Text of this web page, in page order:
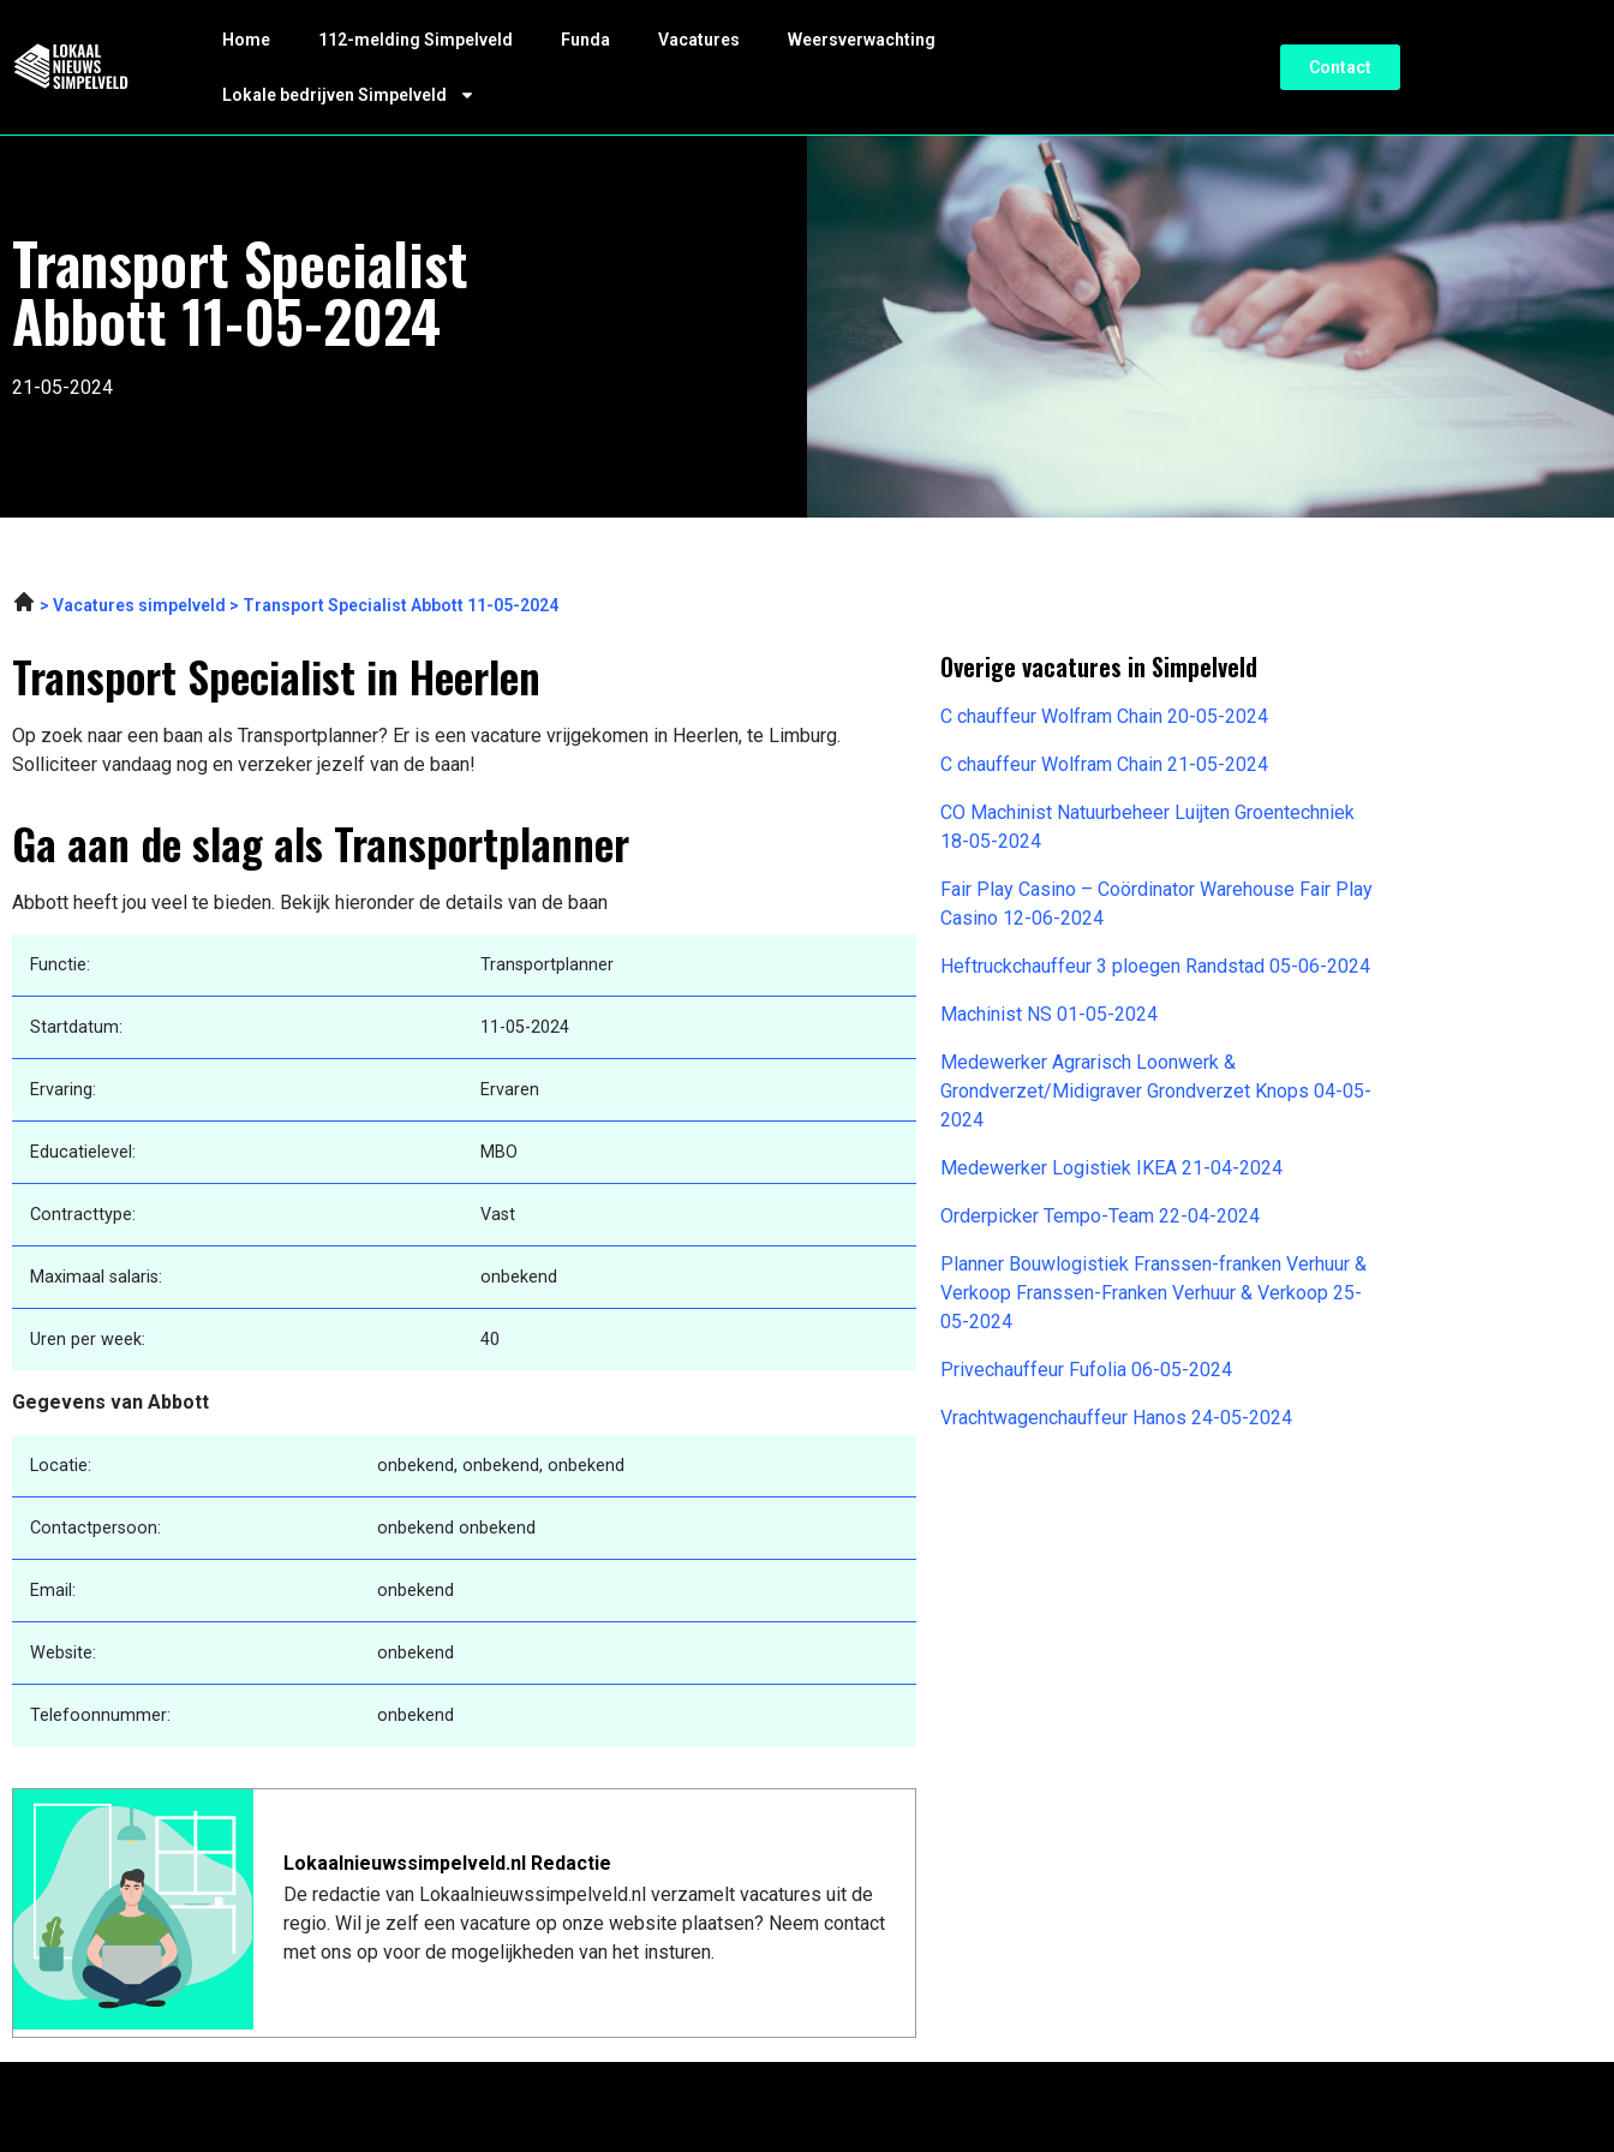
Home 112-melding Simpelveld Funda Vacatures Weersverwachting
Lokale bedrijven Simpelveld
Contact
Transport Specialist
Abbott 11-05-2024
21-05-2024
Vacatures simpelveld Transport Specialist Abbott 11-05-2024
Transport Specialist in Heerlen
Op zoek naar een baan als Transportplanner? Er is een vacature vrijgekomen in Heerlen, te Limburg.
Solliciteer vandaag nog en verzeker jezelf van de baan!
Ga aan de slag als Transportplanner
Abbott heeft jou veel te bieden. Bekijk hieronder de details van de baan
Functie: Transportplanner
Startdatum: 11-05-2024
Ervaring: Ervaren
Educatielevel: MBO
Contracttype: Vast
Maximaal salaris: onbekend
Uren per week: 40
Gegevens van Abbott
Locatie: onbekend, onbekend, onbekend
Contactpersoon: onbekend onbekend
Email: onbekend
Website: onbekend
Telefoonnummer: onbekend
Lokaalnieuwssimpelveld.nl Redactie
De redactie van Lokaalnieuwssimpelveld.nl verzamelt vacatures uit de
regio. Wil je zelf een vacature op onze website plaatsen? Neem contact
met ons op voor de mogelijkheden van het insturen.
Overige vacatures in Simpelveld
C chauffeur Wolfram Chain 20-05-2024
C chauffeur Wolfram Chain 21-05-2024
CO Machinist Natuurbeheer Luijten Groentechniek
18-05-2024
Fair Play Casino – Coördinator Warehouse Fair Play
Casino 12-06-2024
Heftruckchauffeur 3 ploegen Randstad 05-06-2024
Machinist NS 01-05-2024
Medewerker Agrarisch Loonwerk &
Grondverzet/Midigraver Grondverzet Knops 04-05-
2024
Medewerker Logistiek IKEA 21-04-2024
Orderpicker Tempo-Team 22-04-2024
Planner Bouwlogistiek Franssen-franken Verhuur &
Verkoop Franssen-Franken Verhuur & Verkoop 25-
05-2024
Privechauffeur Fufolia 06-05-2024
Vrachtwagenchauffeur Hanos 24-05-2024